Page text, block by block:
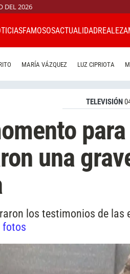
DEL 2026
FAMOSOSACTUALIDADREALEZA
MARÍA VÁZQUEZ LUZ CIPRIOTA
TELEVISIÓN
una
los testimonios de las
fotos